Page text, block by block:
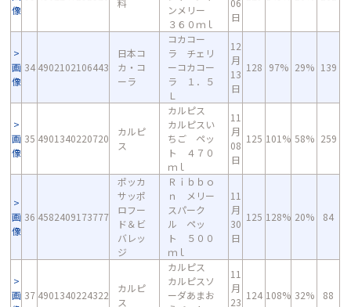
像
料
ンメリー
３６０ｍｌ
06
日
画
像
34 4902102106443
日本コ
カ・コ
ーラ
コカコー
ラ チェリ
ーコカコー
ラ １．５
Ｌ
12
月
13
日
128 97% 29% 139
画
像
35 4901340220720
カルピ
ス
カルピス
カルピスい
ちご ペッ
ト ４７０
ｍｌ
11
月
08
日
125 101% 58% 259
画
像
36 4582409173777
ポッカ
サッポ
ロフー
ド＆ビ
バレッ
ジ
Ｒｉｂｂｏ
ｎ メリー
スパーク
ル ペッ
ト ５００
ｍｌ
11
月
30
日
125 128% 20% 84
画 37 4901340224322
カルピ
ス
カルピス
カルピスソ
ーダあまお
11
月
23
124 108% 32% 88